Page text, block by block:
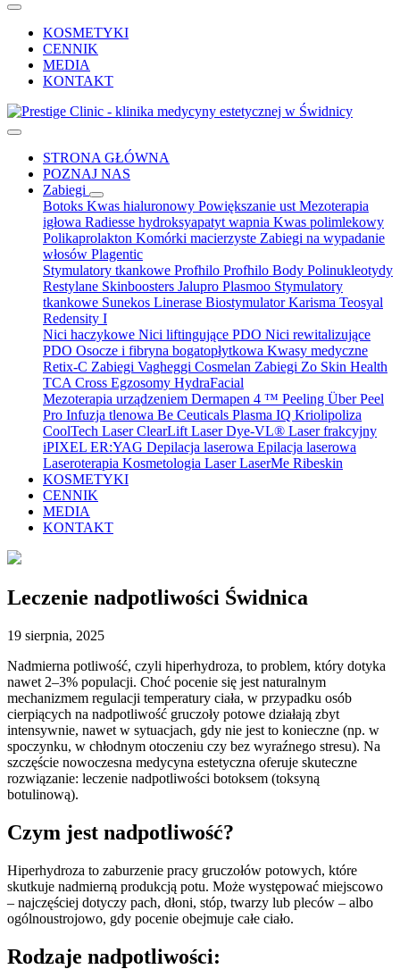
KOSMETYKI
CENNIK
MEDIA
KONTAKT
STRONA GŁÓWNA
POZNAJ NAS
Zabiegi
Botoks Kwas hialuronowy Powiększanie ust Mezoterapia
igłowa Radiesse hydroksyapatyt wapnia Kwas polimlekowy
Polikaprolakton Komórki macierzyste Zabiegi na wypadanie
włosów Plagentic
Stymulatory tkankowe Profhilo Profhilo Body Polinukleotydy
Restylane Skinboosters Jalupro Plasmoo Stymulatory
tkankowe Sunekos Linerase Biostymulator Karisma Teosyal
Redensity I
Nici haczykowe Nici liftingujące PDO Nici rewitalizujące
PDO Osocze i fibryna bogatopłytkowa Kwasy medyczne
Retix-C Zabiegi Vagheggi Cosmelan Zabiegi Zo Skin Health
TCA Cross Egzosomy HydraFacial
Mezoterapia urządzeniem Dermapen 4 ™ Peeling Über Peel
Pro Infuzja tlenowa Be Ceuticals Plasma IQ Kriolipoliza
CoolTech Laser ClearLift Laser Dye-VL® Laser frakcyjny
iPIXEL ER:YAG Depilacja laserowa Epilacja laserowa
Laseroterapia Kosmetologia Laser LaserMe Ribeskin
KOSMETYKI
CENNIK
MEDIA
KONTAKT
Leczenie nadpotliwości Świdnica
19 sierpnia, 2025
Nadmierna potliwość, czyli hiperhydroza, to problem, który dotyka
nawet 2–3% populacji. Choć pocenie się jest naturalnym
mechanizmem regulacji temperatury ciała, w przypadku osób
cierpiących na nadpotliwość gruczoły potowe działają zbyt
intensywnie, nawet w sytuacjach, gdy nie jest to konieczne (np. w
spoczynku, w chłodnym otoczeniu czy bez wyraźnego stresu). Na
szczęście nowoczesna medycyna estetyczna oferuje skuteczne
rozwiązanie: leczenie nadpotliwości botoksem (toksyną
botulinową).
Czym jest nadpotliwość?
Hiperhydroza to zaburzenie pracy gruczołów potowych, które
skutkuje nadmierną produkcją potu. Może występować miejscowo
– najczęściej dotyczy pach, dłoni, stóp, twarzy lub pleców – albo
ogólnoustrojowo, gdy pocenie obejmuje całe ciało.
Rodzaje nadpotliwości: